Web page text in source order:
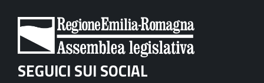
SEGUICI SUI SOCIAL